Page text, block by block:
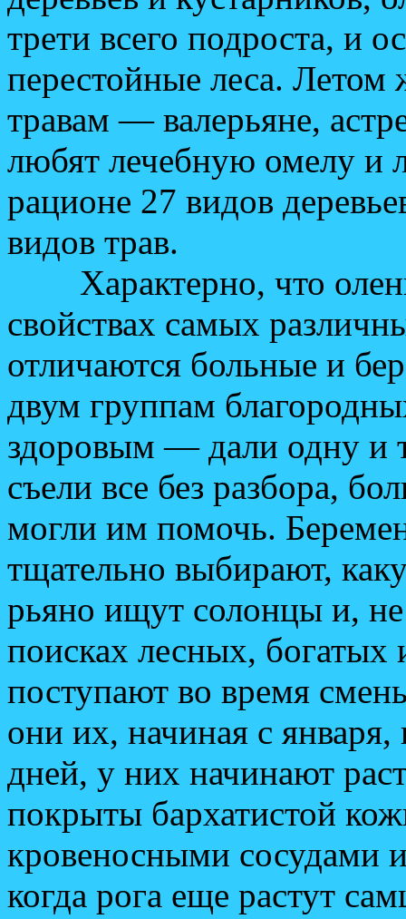
трети всего подроста, и
перестойные леса. Летом
травам — валерьяне,
любят лечебную омелу и
рационе 27 видов
видов трав.
Характерно, что
свойствах самых
отличаются больные и
двум группам
здоровым — дали одну и
съели все без разбора,
могли им помочь.
тщательно выбирают,
рьяно ищут солонцы и, не
поисках лесных, богатых
поступают во время
они их, начиная с января,
дней, у них начинают
покрыты бархатистой
кровеносными сосудами
когда рога еще растут